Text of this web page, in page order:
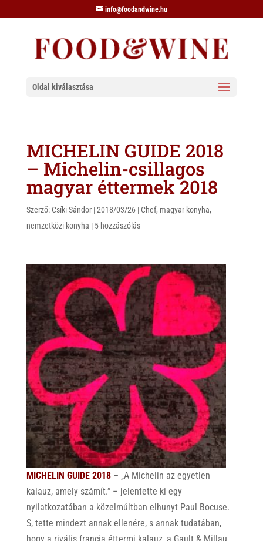
info@foodandwine.hu
Oldal kiválasztása
MICHELIN GUIDE 2018
– Michelin-csillagos
magyar éttermek 2018
Szerző: Csíki Sándor|2018/03/26| Chef, magyar konyha,
nemzetközi konyha | 5 hozzászólás
MICHELIN GUIDE 2018– „A Michelin az egyetlen
kalauz, amely számít.” – jelentette ki egy
nyilatkozatában a közelmúltban elhunyt Paul Bocuse.
S, tette mindezt annak ellenére, s annak tudatában,